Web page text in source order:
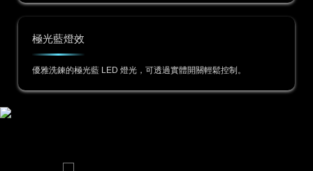
極光藍燈效
優雅洗鍊的極光藍 LED 燈光，可透過實體開關輕鬆控制。